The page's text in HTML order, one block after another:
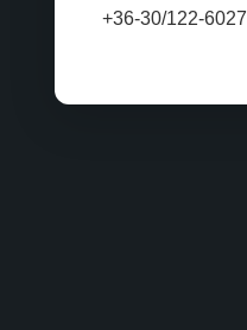
+36-30/122-6027